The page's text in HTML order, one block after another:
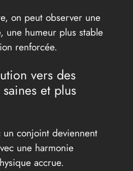
on peut observer une
une humeur plus stable
renforcée.
vers des
et plus
un conjoint deviennent
une harmonie
accrue.